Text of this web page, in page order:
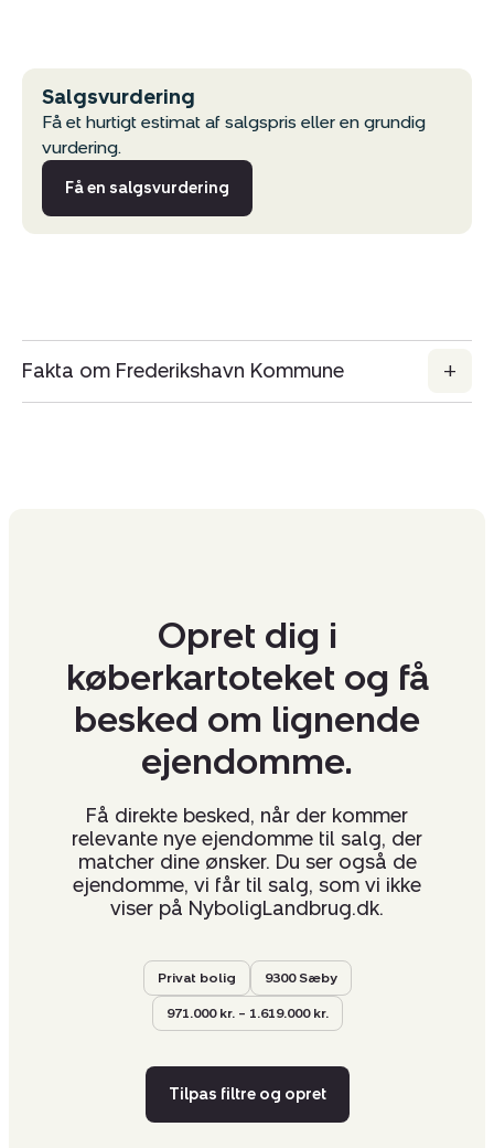
Salgsvurdering
Få et hurtigt estimat af salgspris eller en grundig
vurdering.
Få en salgsvurdering
Fakta om Frederikshavn Kommune
Opret dig i
køberkartoteket og få
besked om lignende
ejendomme.
Få direkte besked, når der kommer
relevante nye ejendomme til salg, der
matcher dine ønsker. Du ser også de
ejendomme, vi får til salg, som vi ikke
viser på NyboligLandbrug.dk.
Privat bolig 9300 Sæby
971.000 kr. – 1.619.000 kr.
Tilpas filtre og opret
Del via mail